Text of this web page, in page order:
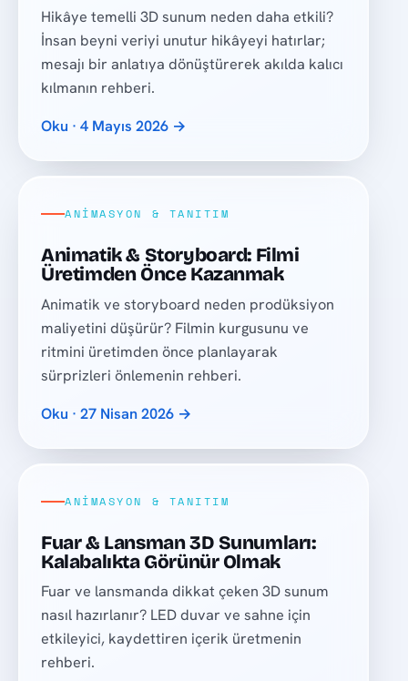
Hikâye temelli 3D sunum neden daha etkili?
İnsan beyni veriyi unutur hikâyeyi hatırlar;
mesajı bir anlatıya dönüştürerek akılda kalıcı
kılmanın rehberi.
Oku · 4 Mayıs 2026 →
ANIMASYON & TANITIM
Animatik & Storyboard: Filmi
Üretimden Önce Kazanmak
Animatik ve storyboard neden prodüksiyon
maliyetini düşürür? Filmin kurgusunu ve
ritmini üretimden önce planlayarak
sürprizleri önlemenin rehberi.
Oku · 27 Nisan 2026 →
ANIMASYON & TANITIM
Fuar & Lansman 3D Sunumları:
Kalabalıkta Görünür Olmak
Fuar ve lansmanda dikkat çeken 3D sunum
nasıl hazırlanır? LED duvar ve sahne için
etkileyici, kaydettiren içerik üretmenin
rehberi.